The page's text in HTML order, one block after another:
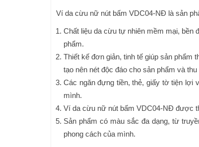
Ví da cừu nữ nút bấm VDC04-NĐ là sản
Chất liệu da cừu tự nhiên mềm mại, bền
phẩm.
Thiết kế đơn giản, tinh tế giúp sản phẩm
tạo nên nét độc đáo cho sản phẩm và
Các ngăn đựng tiền, thẻ, giấy tờ tiện lợi
mình.
Ví da cừu nữ nút bấm VDC04-NĐ được
Sản phẩm có màu sắc đa dạng, từ
phong cách của mình.